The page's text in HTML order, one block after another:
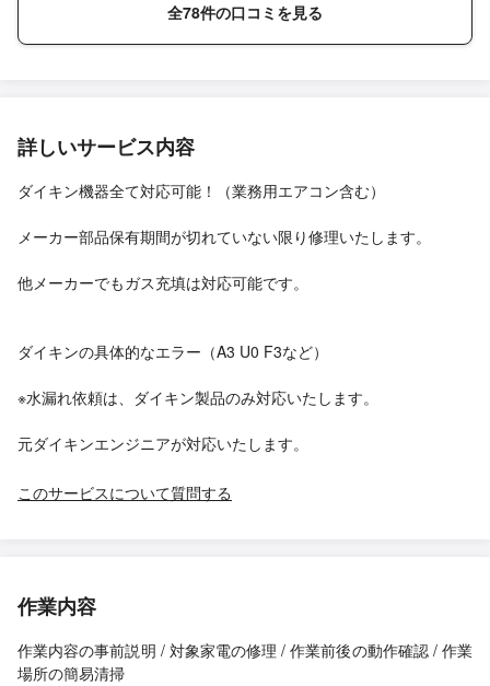
全78件の口コミを見る
詳しいサービス内容
ダイキン機器全て対応可能！（業務用エアコン含む）
メーカー部品保有期間が切れていない限り修理いたします。
他メーカーでもガス充填は対応可能です。
ダイキンの具体的なエラー（A3 U0 F3など）
※水漏れ依頼は、ダイキン製品のみ対応いたします。
元ダイキンエンジニアが対応いたします。
このサービスについて質問する
作業内容
作業内容の事前説明 / 対象家電の修理 / 作業前後の動作確認 / 作業
場所の簡易清掃